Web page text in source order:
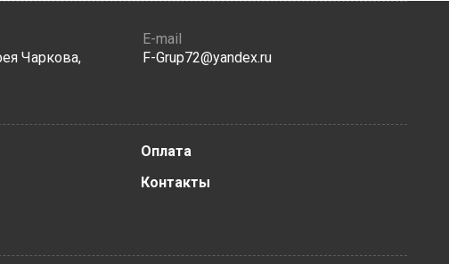
Чаркова,
E-mail
F-Grup72@yandex.ru
Оплата
Контакты